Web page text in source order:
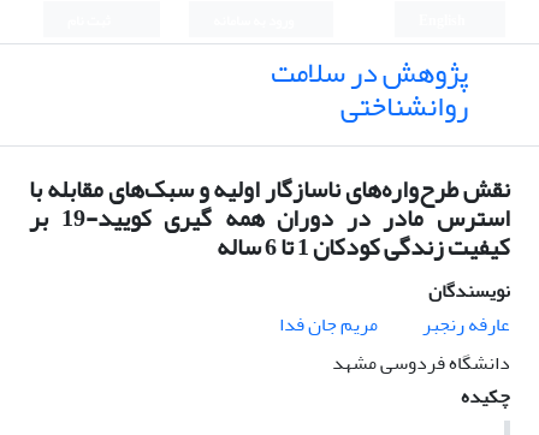
پژوهش در سلامت
روانشناختی
نقش طرح‌واره‌های ناسازگار اولیه و سبک‌های مقابله با
استرس مادر در دوران همه گیری کویید-19 بر
کیفیت زندگی کودکان 1 تا 6 ساله
نویسندگان
عارفه رنجبر
مریم جان فدا
دانشگاه فردوسی مشهد
چکیده